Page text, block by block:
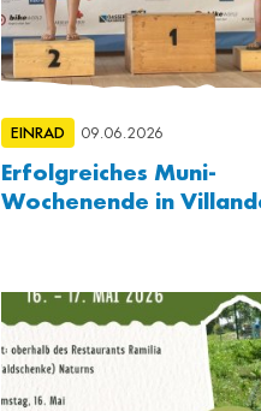
EINRAD 09.06.2026
Erfolgreiches Muni-
Wochenende in